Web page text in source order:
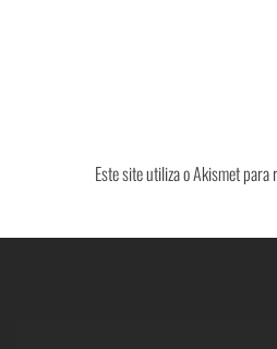
Este site utiliza o Akismet